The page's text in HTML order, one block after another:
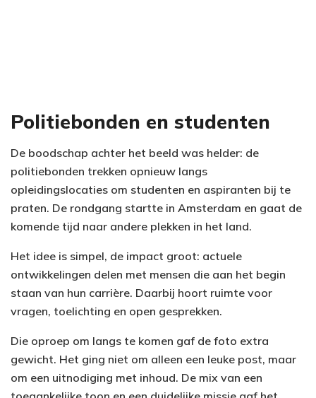
Politiebonden en studenten
De boodschap achter het beeld was helder: de
politiebonden trekken opnieuw langs
opleidingslocaties om studenten en aspiranten bij te
praten. De rondgang startte in Amsterdam en gaat de
komende tijd naar andere plekken in het land.
Het idee is simpel, de impact groot: actuele
ontwikkelingen delen met mensen die aan het begin
staan van hun carrière. Daarbij hoort ruimte voor
vragen, toelichting en open gesprekken.
Die oproep om langs te komen gaf de foto extra
gewicht. Het ging niet om alleen een leuke post, maar
om een uitnodiging met inhoud. De mix van een